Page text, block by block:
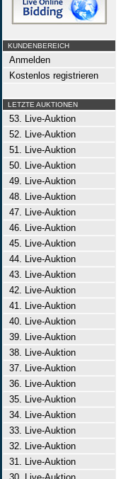
KUNDENBEREICH
Anmelden
Kostenlos registrieren
LETZTE AUKTIONEN
53. Live-Auktion
52. Live-Auktion
51. Live-Auktion
50. Live-Auktion
49. Live-Auktion
48. Live-Auktion
47. Live-Auktion
46. Live-Auktion
45. Live-Auktion
44. Live-Auktion
43. Live-Auktion
42. Live-Auktion
41. Live-Auktion
40. Live-Auktion
39. Live-Auktion
38. Live-Auktion
37. Live-Auktion
36. Live-Auktion
35. Live-Auktion
34. Live-Auktion
33. Live-Auktion
32. Live-Auktion
31. Live-Auktion